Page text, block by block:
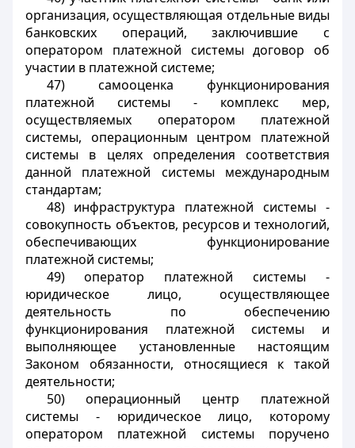
организация, осуществляющая отдельные виды
банковских операций, заключившие с
оператором платежной системы договор об
участии в платежной системе;
47) самооценка функционирования
платежной системы - комплекс мер,
осуществляемых оператором платежной
системы, операционным центром платежной
системы в целях определения соответствия
данной платежной системы международным
стандартам;
48) инфраструктура платежной системы -
совокупность объектов, ресурсов и технологий,
обеспечивающих функционирование
платежной системы;
49) оператор платежной системы -
юридическое лицо, осуществляющее
деятельность по обеспечению
функционирования платежной системы и
выполняющее установленные настоящим
Законом обязанности, относящиеся к такой
деятельности;
50) операционный центр платежной
системы - юридическое лицо, которому
оператором платежной системы поручено